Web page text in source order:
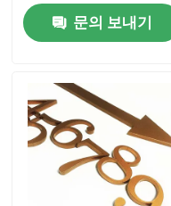
품질 관리
인용문을 요구하세요
3d 서한 신호
문의 보내기